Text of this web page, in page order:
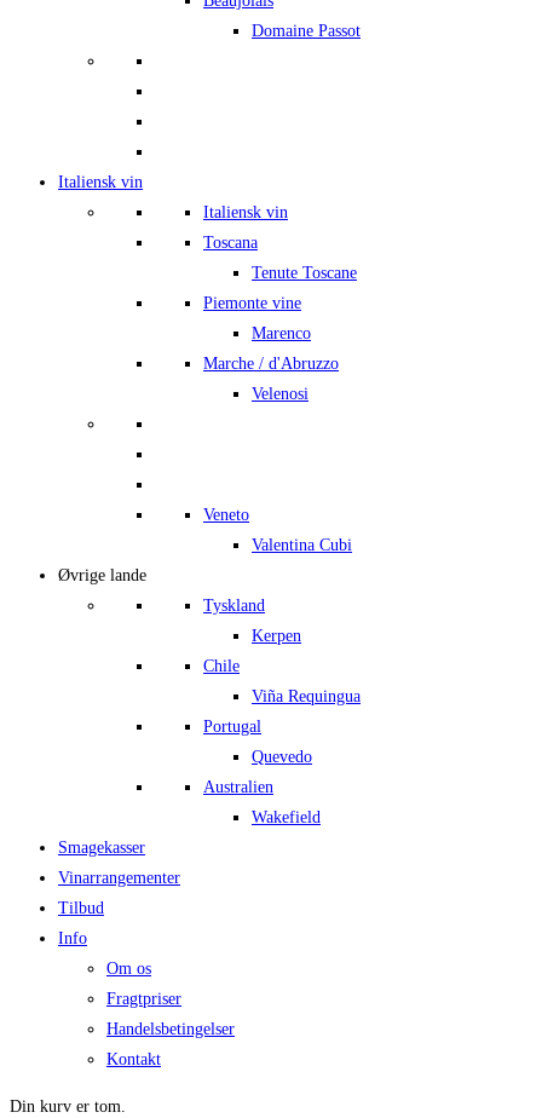
Domaine Passot
Italiensk vin
Italiensk vin
Toscana
Tenute Toscane
Piemonte vine
Marenco
Marche / d'Abruzzo
Velenosi
Veneto
Valentina Cubi
Øvrige lande
Tyskland
Kerpen
Chile
Viña Requingua
Portugal
Quevedo
Australien
Wakefield
Smagekasser
Vinarrangementer
Tilbud
Info
Om os
Fragtpriser
Handelsbetingelser
Kontakt
Din kurv er tom.